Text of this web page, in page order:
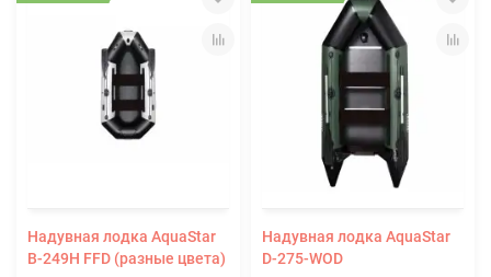
Надувная лодка AquaStar
В-249H FFD (разные цвета)
Надувная лодка AquaStar
D-275-WOD